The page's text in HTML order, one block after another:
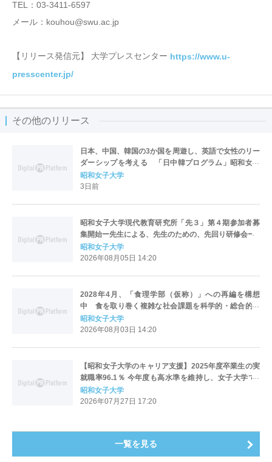
TEL：03-3411-6597
メール：kouhou@swu.ac.jp
【リリース発信元】 大学プレスセンター https://www.u-
presscenter.jp/
その他のリリース
日本、中国、韓国の3か国を周遊し、英語で女性のリー
ダーシップを考える 「日中韓プログラム」昭和女子
大学で開催
昭和女子大学
3日前
昭和女子大学現代教育研究所「先３」第４期参加者募
集開始ー先生による、先生のための、先回り研修会ー
昭和女子大学
2026年08月05日 14:20
2028年4月、「食理学部（仮称）」への再編を構想
中 食を取り巻く複雑な社会課題を科学的・総合的に
解決する人材を育成
昭和女子大学
2026年08月03日 14:20
【昭和女子大学のキャリア支援】2025年度卒業生の実
就職率96.1％ 今年度も高水準を維持し、女子大学で2
位・全大学で11位
昭和女子大学
2026年07月27日 17:20
一覧を見る